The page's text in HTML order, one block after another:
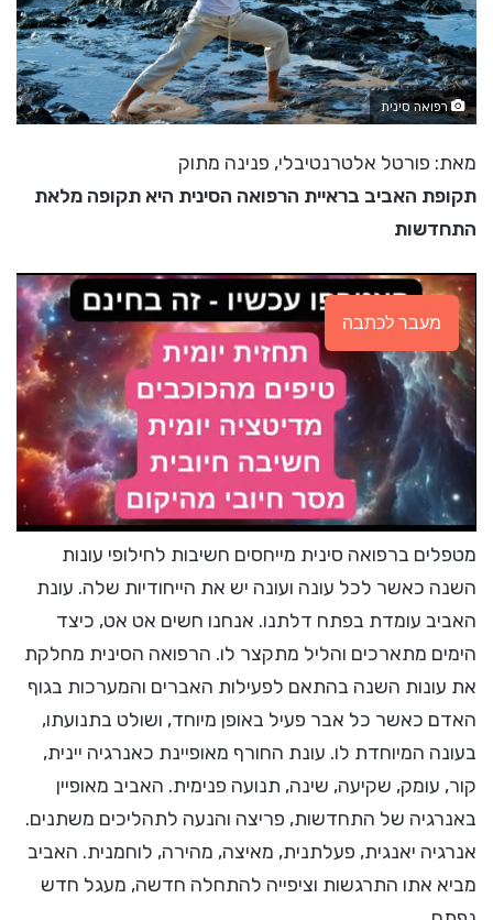
רפואה סינית
מאת: פורטל אלטרנטיבלי, פנינה מתוק
תקופת האביב בראיית הרפואה הסינית היא תקופה מלאת
התחדשות
מעבר לכתבה
מטפלים ברפואה סינית מייחסים חשיבות לחילופי עונות
השנה כאשר לכל עונה ועונה יש את הייחודיות שלה. עונת
האביב עומדת בפתח דלתנו. אנחנו חשים אט אט, כיצד
הימים מתארכים והליל מתקצר לו. הרפואה הסינית מחלקת
את עונות השנה בהתאם לפעילות האברים והמערכות בגוף
האדם כאשר כל אבר פעיל באופן מיוחד, ושולט בתנועתו,
בעונה המיוחדת לו. עונת החורף מאופיינת כאנרגיה יינית,
קור, עומק, שקיעה, שינה, תנועה פנימית. האביב מאופיין
באנרגיה של התחדשות, פריצה והנעה לתהליכים משתנים.
אנרגיה יאנגית, פעלתנית, מאיצה, מהירה, לוחמנית. האביב
מביא אתו התרגשות וציפייה להתחלה חדשה, מעגל חדש